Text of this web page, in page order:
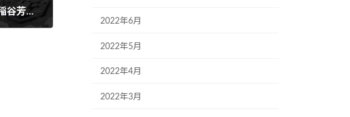
教育部会 8月25日開催 ＜第2回＞ 稲谷芳文先生の出前授業 宇宙を題材にした夏の特別授業【動画】公開
2022年6月
2022年5月
2022年4月
2022年3月